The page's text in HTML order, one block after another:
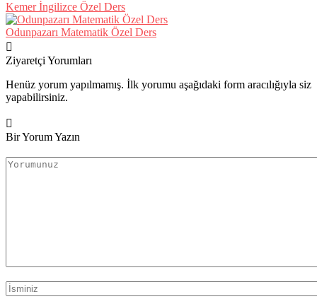
Kemer İngilizce Özel Ders
Odunpazarı Matematik Özel Ders
Ziyaretçi Yorumları
Henüz yorum yapılmamış. İlk yorumu aşağıdaki form aracılığıyla siz
yapabilirsiniz.
Bir Yorum Yazın